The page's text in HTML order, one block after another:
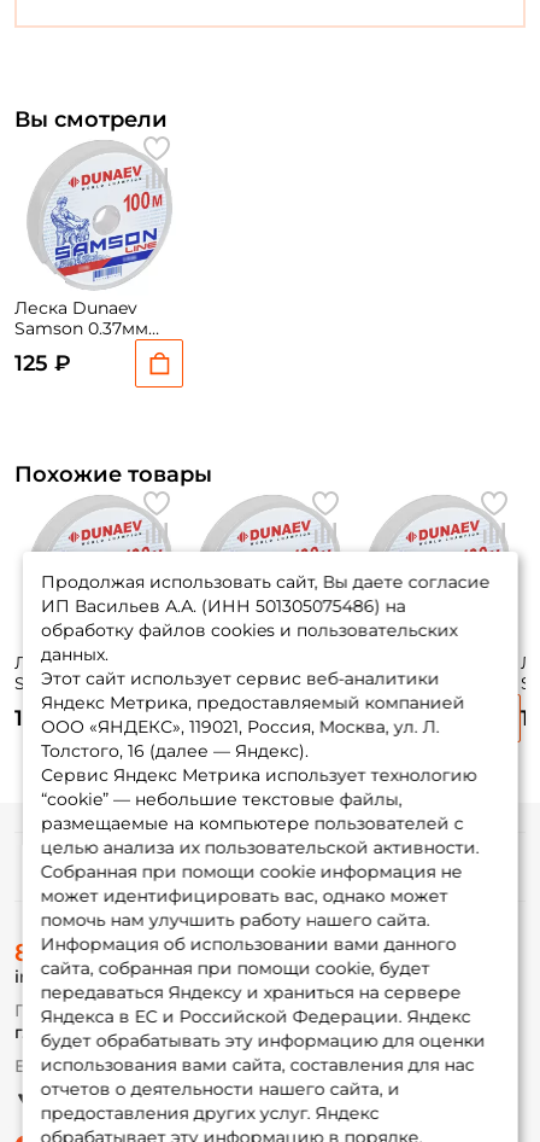
Вы смотрели
Леска Dunaev
Samson 0.37мм
125 ₽
Похожие товары
Леска Dunaev
Samson 0.35мм
100м
125 ₽
Samson 0.18мм
100м
125 ₽
Samson 0.23мм
100м
125 ₽
Продолжая использовать сайт, Вы даете согласие
ИП Васильев А.А. (ИНН 501305075486) на
обработку файлов cookies и пользовательских
данных.
Этот сайт использует сервис веб-аналитики
Яндекс Метрика, предоставляемый компанией
ООО «ЯНДЕКС», 119021, Россия, Москва, ул. Л.
Толстого, 16 (далее — Яндекс).
Сервис Яндекс Метрика использует технологию
“cookie” — небольшие текстовые файлы,
размещаемые на компьютере пользователей с
целью анализа их пользовательской активности.
Собранная при помощи cookie информация не
может идентифицировать вас, однако может
помочь нам улучшить работу нашего сайта.
Информация об использовании вами данного
сайта, собранная при помощи cookie, будет
передаваться Яндексу и храниться на сервере
Яндекса в ЕС и Российской Федерации. Яндекс
будет обрабатывать эту информацию для оценки
использования вами сайта, составления для нас
отчетов о деятельности нашего сайта, и
предоставления других услуг. Яндекс
обрабатывает эту информацию в порядке,
Информация
О магазине
Доставка
Оплата
Fox-bonus
Гуру
Партнерская программа
8 (495) 532-77-88
info@foxfishing.ru
По вопросам с заказом
г. Москва, ул. Плеханова д.7
Ежедневно 10:00 до 20:00